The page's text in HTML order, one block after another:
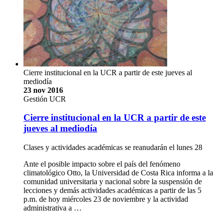
Cierre institucional en la UCR a partir de este jueves al
mediodía
23 nov 2016
Gestión UCR
Cierre institucional en la UCR a partir de este
jueves al mediodía
Clases y actividades académicas se reanudarán el lunes 28
Ante el posible impacto sobre el país del fenómeno
climatológico Otto, la Universidad de Costa Rica informa a la
comunidad universitaria y nacional sobre la suspensión de
lecciones y demás actividades académicas a partir de las 5
p.m. de hoy miércoles 23 de noviembre y la actividad
administrativa a …